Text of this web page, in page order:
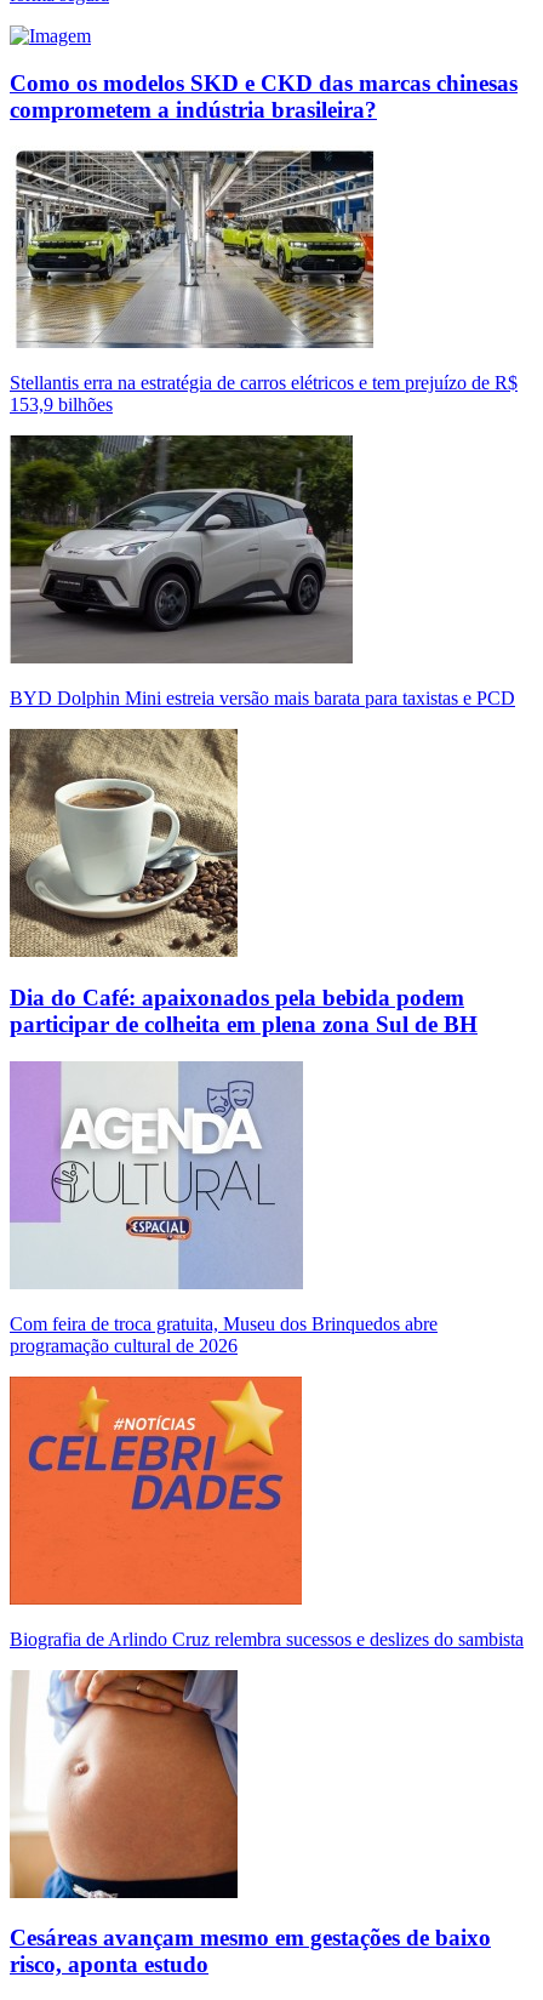
Como os modelos SKD e CKD das marcas chinesas
comprometem a indústria brasileira?
Stellantis erra na estratégia de carros elétricos e tem prejuízo de R$
153,9 bilhões
BYD Dolphin Mini estreia versão mais barata para taxistas e PCD
Dia do Café: apaixonados pela bebida podem
participar de colheita em plena zona Sul de BH
Com feira de troca gratuita, Museu dos Brinquedos abre
programação cultural de 2026
Biografia de Arlindo Cruz relembra sucessos e deslizes do sambista
Cesáreas avançam mesmo em gestações de baixo
risco, aponta estudo